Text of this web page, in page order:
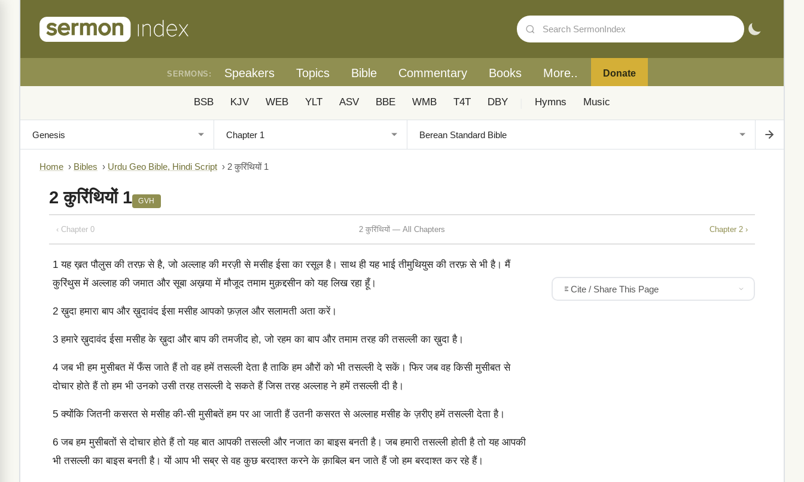
SERMONS: Speakers Topics Bible Commentary Books More.. Donate
BSB KJV WEB YLT ASV BBE WMB T4T DBY Hymns Music
Home › Bibles › Urdu Geo Bible, Hindi Script › 2 कुरिंथियों 1
2 कुरिंथियों 1 GVH
‹ Chapter 0 2 कुरिंथियों — All Chapters Chapter 2 ›
1 यह ख़त पौलुस की तरफ़ से है, जो अल्लाह की मरज़ी से मसीह ईसा का रसूल है। साथ ही यह भाई तीमुथियुस की तरफ़ से भी है। मैं
कुरिंथुस में अल्लाह की जमात और सूबा अख़या में मौजूद तमाम मुक़द्दसीन को यह लिख रहा हूँ।
2 ख़ुदा हमारा बाप और ख़ुदावंद ईसा मसीह आपको फ़ज़ल और सलामती अता करें।
3 हमारे ख़ुदावंद ईसा मसीह के ख़ुदा और बाप की तमजीद हो, जो रहम का बाप और तमाम तरह की तसल्ली का ख़ुदा है।
4 जब भी हम मुसीबत में फँस जाते हैं तो वह हमें तसल्ली देता है ताकि हम औरों को भी तसल्ली दे सकें। फिर जब वह किसी मुसीबत से
दोचार होते हैं तो हम भी उनको उसी तरह तसल्ली दे सकते हैं जिस तरह अल्लाह ने हमें तसल्ली दी है।
5 क्योंकि जितनी कसरत से मसीह की-सी मुसीबतें हम पर आ जाती हैं उतनी कसरत से अल्लाह मसीह के ज़रीए हमें तसल्ली देता है।
6 जब हम मुसीबतों से दोचार होते हैं तो यह बात आपकी तसल्ली और नजात का बाइस बनती है। जब हमारी तसल्ली होती है तो यह आपकी
भी तसल्ली का बाइस बनती है। यों आप भी सब्र से वह कुछ बरदाश्त करने के क़ाबिल बन जाते हैं जो हम बरदाश्त कर रहे हैं।
Cite / Share This Page